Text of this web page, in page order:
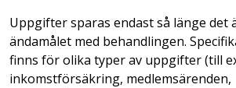
Uppgifter sparas endast så länge det
ändamålet med behandlingen.
finns för olika typer av uppgifter (till
inkomstförsäkring, medlemsärenden,